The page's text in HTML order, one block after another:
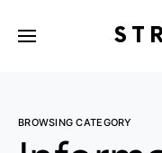
BROWSING CATEGORY